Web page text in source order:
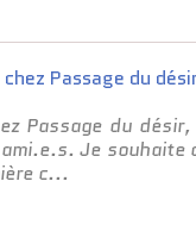
Passage du
Je
c...